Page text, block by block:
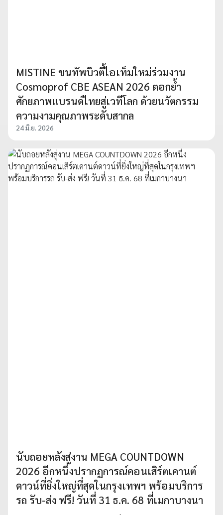
MISTINE ขนทัพบิวตี้ไอเท็มใหม่ร่วมงาน
Cosmoprof CBE ASEAN 2026 ตอกย้ำ
ศักยภาพแบรนด์ไทยสู่เวทีโลก ด้วยนวัตกรรม
ความงามคุณภาพระดับสากล
24 มิ.ย. 2026
นับถอยหลังสู่งาน MEGA COUNTDOWN
2026 อีกหนึ่งปรากฏการณ์คอนเสิร์ตเคานต์
ดาวน์ที่ยิ่งใหญ่ที่สุดในกรุงเทพฯ พร้อมบริการ
รถ รับ-ส่ง ฟรี! วันที่ 31 ธ.ค. 68 ที่เมกาบางนา